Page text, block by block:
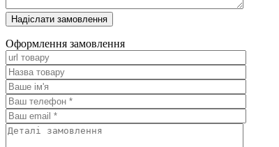
Оформлення замовлення